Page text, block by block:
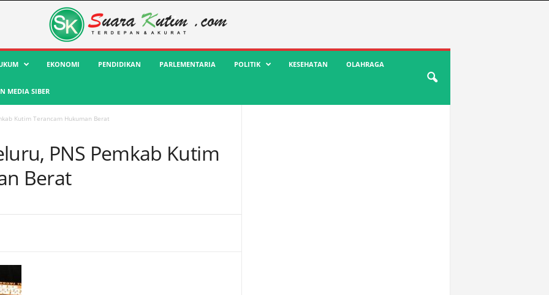
EKONOMI PENDIDIKAN PARLEMENTARIA POLITIK KESEHATAN OLAHRAGA
MEDIA SIBER
Kutim Terancam Hukuman Berat
PNS Pemkab Kutim
Berat